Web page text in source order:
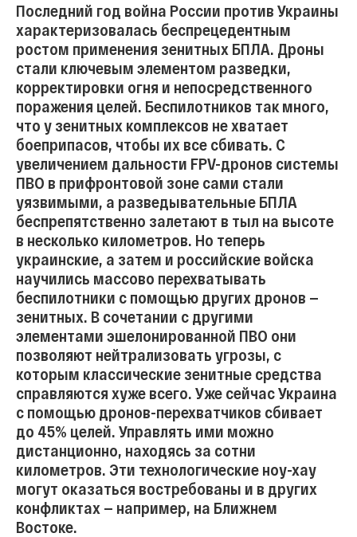
Последний год война России против Украины
характеризовалась беспрецедентным
ростом применения зенитных БПЛА. Дроны
стали ключевым элементом разведки,
корректировки огня и непосредственного
поражения целей. Беспилотников так много,
что у зенитных комплексов не хватает
боеприпасов, чтобы их все сбивать. С
увеличением дальности FPV-дронов системы
ПВО в прифронтовой зоне сами стали
уязвимыми, а разведывательные БПЛА
беспрепятственно залетают в тыл на высоте
в несколько километров. Но теперь
украинские, а затем и российские войска
научились массово перехватывать
беспилотники с помощью других дронов —
зенитных. В сочетании с другими
элементами эшелонированной ПВО они
позволяют нейтрализовать угрозы, с
которым классические зенитные средства
справляются хуже всего. Уже сейчас Украина
с помощью дронов-перехватчиков сбивает
до 45% целей. Управлять ими можно
дистанционно, находясь за сотни
километров. Эти технологические ноу-хау
могут оказаться востребованы и в других
конфликтах — например, на Ближнем
Востоке.